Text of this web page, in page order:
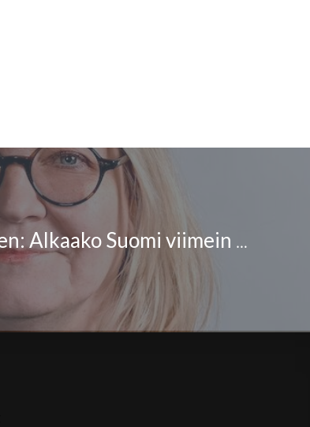
Kristiina Markkanen: Alkaako Suomi viimein herätä moniäänisyyden vaateeseen?